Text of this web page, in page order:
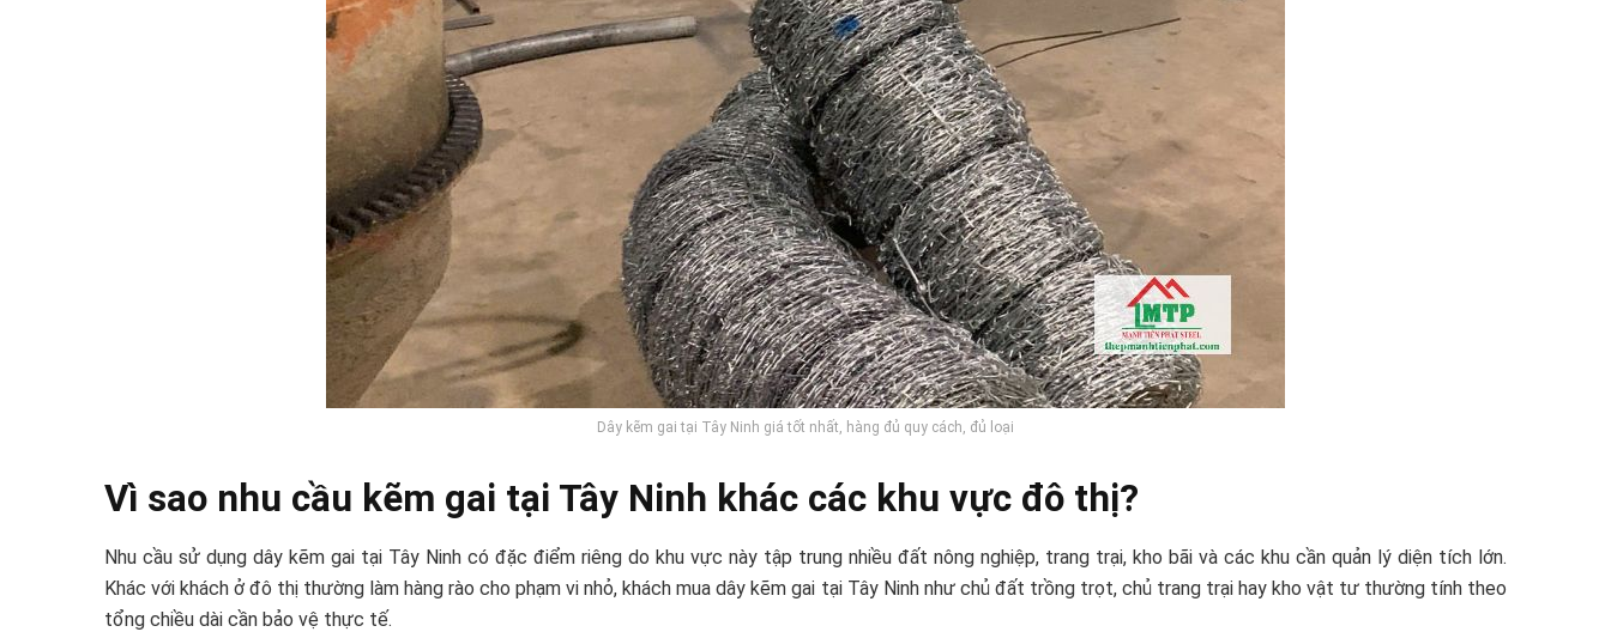
Dây kẽm gai tại Tây Ninh giá tốt nhất, hàng đủ quy cách, đủ loại
Vì sao nhu cầu kẽm gai tại Tây Ninh khác các khu vực đô thị?
Nhu cầu sử dụng dây kẽm gai tại Tây Ninh có đặc điểm riêng do khu vực này tập trung nhiều đất nông nghiệp, trang trại, kho bãi và các khu cần quản lý diện tích lớn.
Khác với khách ở đô thị thường làm hàng rào cho phạm vi nhỏ, khách mua dây kẽm gai tại Tây Ninh như chủ đất trồng trọt, chủ trang trại hay kho vật tư thường tính theo
tổng chiều dài cần bảo vệ thực tế.